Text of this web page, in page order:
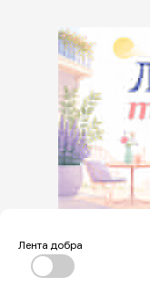
Лента добра